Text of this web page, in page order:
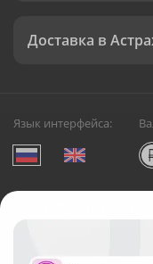
Доставка в
Язык интерфейса:
Служба
Русский Букет, 2026
Общество с